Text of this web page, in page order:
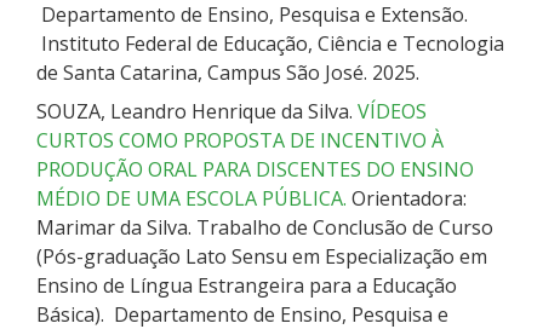
Departamento de Ensino, Pesquisa e Extensão.
Instituto Federal de Educação, Ciência e Tecnologia
de Santa Catarina, Campus São José. 2025.
SOUZA, Leandro Henrique da Silva. VÍDEOS
CURTOS COMO PROPOSTA DE INCENTIVO À
PRODUÇÃO ORAL PARA DISCENTES DO ENSINO
MÉDIO DE UMA ESCOLA PÚBLICA. Orientadora:
Marimar da Silva. Trabalho de Conclusão de Curso
(Pós-graduação Lato Sensu em Especialização em
Ensino de Língua Estrangeira para a Educação
Básica). Departamento de Ensino, Pesquisa e